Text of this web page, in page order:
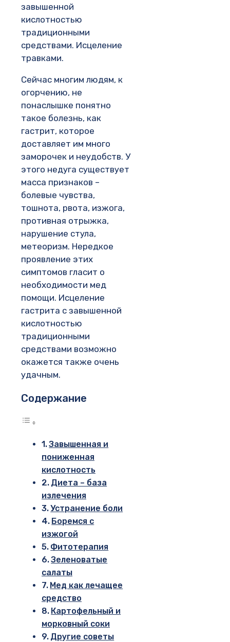
завышенной
кислотностью
традиционными
средствами. Исцеление
травками.
Сейчас многим людям, к
огорчению, не
понаслышке понятно
такое болезнь, как
гастрит, которое
доставляет им много
заморочек и неудобств. У
этого недуга существует
масса признаков –
болевые чувства,
тошнота, рвота, изжога,
противная отрыжка,
нарушение стула,
метеоризм. Нередкое
проявление этих
симптомов гласит о
необходимости мед
помощи. Исцеление
гастрита с завышенной
кислотностью
традиционными
средствами возможно
окажется также очень
удачным.
Содержание
Завышенная и
пониженная
кислотность
Диета – база
излечения
Устранение боли
Боремся с
изжогой
Фитотерапия
Зеленоватые
салаты
Мед как лечащее
средство
Картофельный и
морковный соки
Другие советы